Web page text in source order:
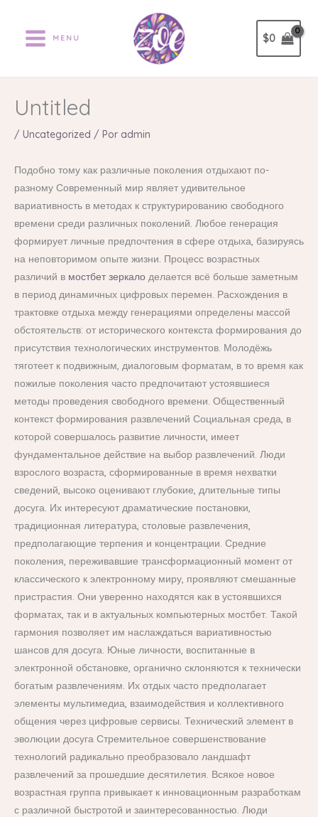
contenido
MENU $0
Untitled
/ Uncategorized / Por admin
Подобно тому как различные поколения отдыхают по-
разному Современный мир являет удивительное
вариативность в методах к структурированию свободного
времени среди различных поколений. Любое генерация
формирует личные предпочтения в сфере отдыха, базируясь
на неповторимом опыте жизни. Процесс возрастных
различий в мостбет зеркало делается всё больше заметным
в период динамичных цифровых перемен. Расхождения в
трактовке отдыха между генерациями определены массой
обстоятельств: от исторического контекста формирования до
присутствия технологических инструментов. Молодёжь
тяготеет к подвижным, диалоговым форматам, в то время как
пожилые поколения часто предпочитают устоявшиеся
методы проведения свободного времени. Общественный
контекст формирования развлечений Социальная среда, в
которой совершалось развитие личности, имеет
фундаментальное действие на выбор развлечений. Люди
взрослого возраста, сформированные в время нехватки
сведений, высоко оценивают глубокие, длительные типы
досуга. Их интересуют драматические постановки,
традиционная литература, столовые развлечения,
предполагающие терпения и концентрации. Средние
поколения, переживавшие трансформационный момент от
классического к электронному миру, проявляют смешанные
пристрастия. Они уверенно находятся как в устоявшихся
форматах, так и в актуальных компьютерных мостбет. Такой
гармония позволяет им наслаждаться вариативностью
шансов для досуга. Юные личности, воспитанные в
электронной обстановке, органично склоняются к технически
богатым развлечениям. Их отдых часто предполагает
элементы мультимедиа, взаимодействия и коллективного
общения через цифровые сервисы. Технический элемент в
эволюции досуга Стремительное совершенствование
технологий радикально преобразовало ландшафт
развлечений за прошедшие десятилетия. Всякое новое
возрастная группа привыкает к инновационным разработкам
с различной быстротой и заинтересованностью. Люди